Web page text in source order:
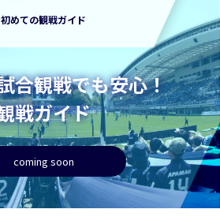
初めての観戦ガイド
合観戦でも安心！
戦ガイド
coming soon